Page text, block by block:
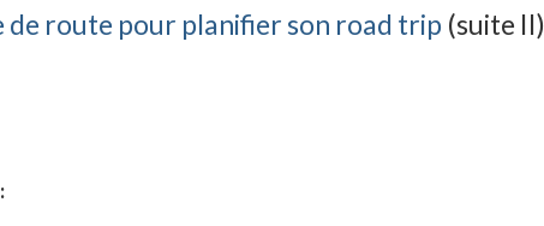
de route pour planifier son road trip (suite II)